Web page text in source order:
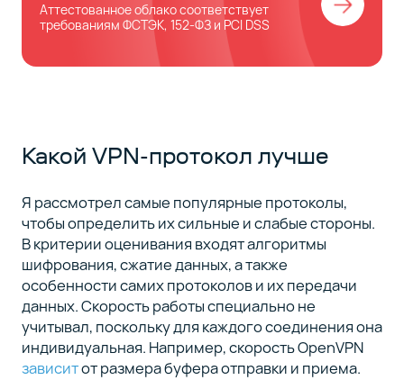
Аттестованное облако cоответствует
требованиям ФСТЭК, 152-ФЗ и PCI DSS
Какой VPN-протокол лучше
Я рассмотрел самые популярные протоколы,
чтобы определить их сильные и слабые стороны.
В критерии оценивания входят алгоритмы
шифрования, сжатие данных, а также
особенности самих протоколов и их передачи
данных. Скорость работы специально не
учитывал, поскольку для каждого соединения она
индивидуальная. Например, скорость OpenVPN
зависитот размера буфера отправки и приема.